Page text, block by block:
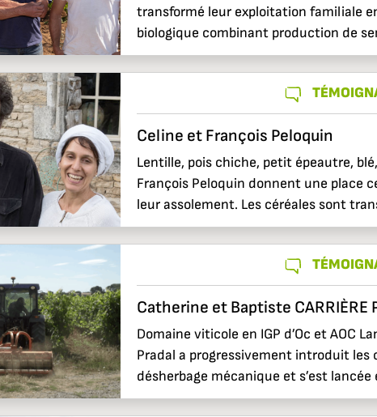
transformé leur exploitation familiale
biologique combinant production de
Celine et François Peloquin
Lentille, pois chiche, petit épeautre,
François Peloquin donnent une place
leur assolement. Les céréales sont
Catherine et Baptiste CARRIÈRE
Domaine viticole en IGP d’Oc et AOC
Pradal a progressivement introduit les
désherbage mécanique et s’est lancée